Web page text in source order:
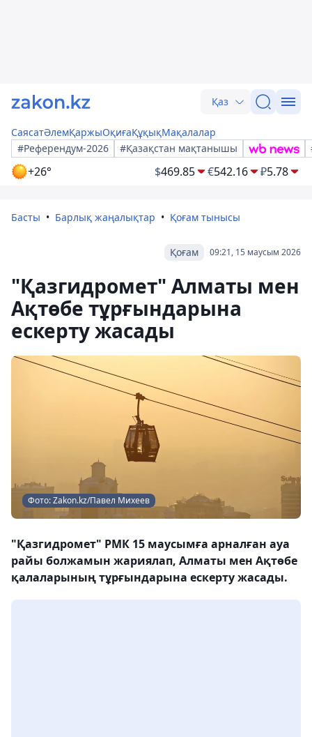
Қаз
СаясатӘлемҚаржыОқиғаҚұқықМақалалар
#Референдум-2026
#Қазақстан мақтанышы
+26° $469.85 €542.16 ₽5.78
Басты Барлық жаңалықтар Қоғам тынысы
09:21, 15 маусым 2026
Қоғам
"Қазгидромет" Алматы мен
Ақтөбе тұрғындарына
ескерту жасады
Фото: Zakon.kz/Павел Михеев
"Қазгидромет" РМК 15 маусымға арналған ауа
райы болжамын жариялап, Алматы мен Ақтөбе
қалаларының тұрғындарына ескерту жасады.